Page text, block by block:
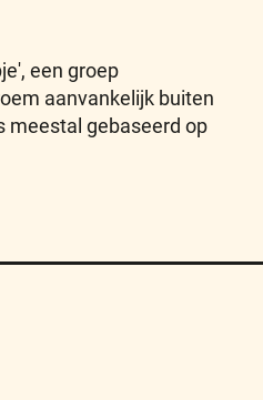
een groep
aanvankelijk buiten
meestal gebaseerd op